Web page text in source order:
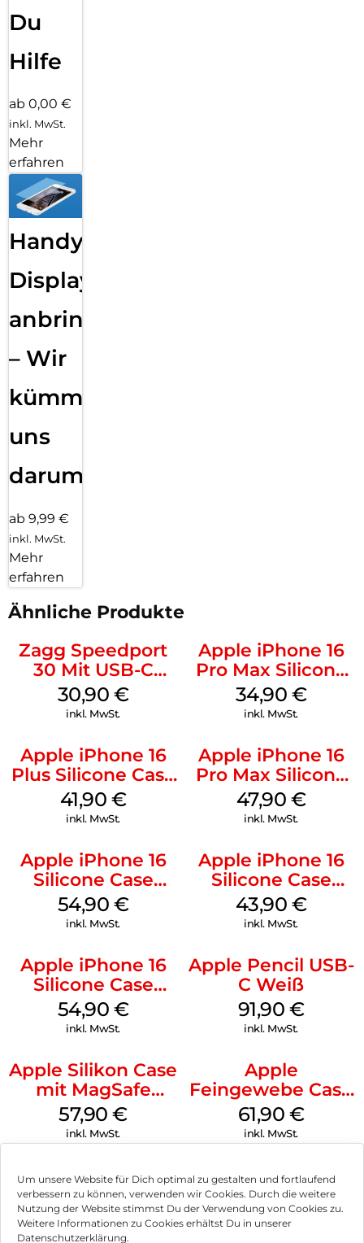
Um unsere Website für Dich optimal zu gestalten und fortlaufend
verbessern zu können, verwenden wir Cookies. Durch die weitere
Nutzung der Website stimmst Du der Verwendung von Cookies zu.
Weitere Informationen zu Cookies erhältst Du in unserer
Datenschutzerklärung.
Du
Hilfe
ab 0,00 €
inkl. MwSt.
Mehr
erfahren
Handy
Displayfolie
anbringen
– Wir
kümmern
uns
darum!
ab 9,99 €
inkl. MwSt.
Mehr
erfahren
Ähnliche Produkte
Zagg Speedport
30 Mit USB-C
Kabel Weiß
30,90 €
inkl. MwSt.
Apple iPhone 16
Pro Max Silicone
Case MagSafe
Denim
34,90 €
inkl. MwSt.
Apple iPhone 16
Plus Silicone Case
MagSafe Stone
Gray
41,90 €
inkl. MwSt.
Apple iPhone 16
Pro Max Silicone
Case MagSafe
Black
47,90 €
inkl. MwSt.
Apple iPhone 16
Silicone Case
MagSafe Black
54,90 €
inkl. MwSt.
Apple iPhone 16
Silicone Case
MagSafe Plum
43,90 €
inkl. MwSt.
Apple iPhone 16
Silicone Case
MagSafe Lake
Green
54,90 €
inkl. MwSt.
Apple Pencil USB-
C Weiß
91,90 €
inkl. MwSt.
Apple Silikon Case
mit MagSafe
iPhone 14 Pro
(PRODUCT)RED
57,90€
inkl. MwSt.
Apple
Feingewebe Case
iPhone 15 Pro
MagSafe Schwarz
61,90 €
inkl. MwSt.
Impressum